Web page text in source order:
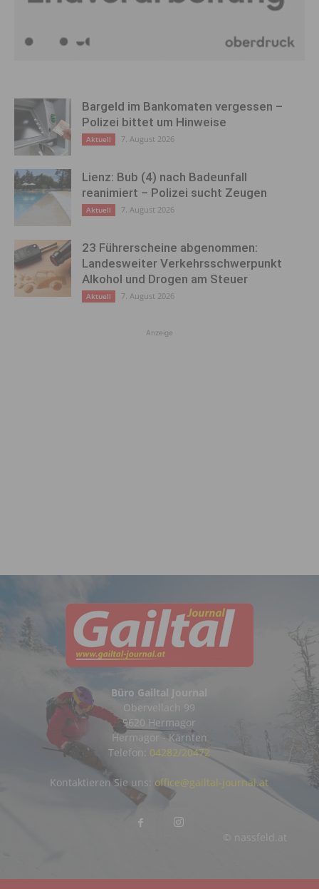
Bargeld im Bankomaten vergessen –
Polizei bittet um Hinweise
Aktuell 7. August 2026
Lienz: Bub (4) nach Badeunfall
reanimiert – Polizei sucht Zeugen
Aktuell 7. August 2026
23 Führerscheine abgenommen:
Landesweiter Verkehrsschwerpunkt
Alkohol und Drogen am Steuer
Aktuell 7. August 2026
Anzeige
Büro Gailtal Journal
Obervellach 99
9620 Hermagor
Hermagor - Kärnten
Telefon: 04282/20472
© nassfeld.at
Kontaktieren Sie uns: office@gailtal-journal.at